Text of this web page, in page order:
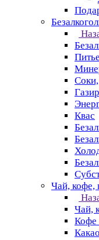
Квас
Чай, кофе,
Чай,
Кофе